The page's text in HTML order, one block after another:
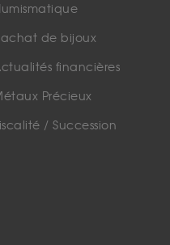
de bijoux
financières
Précieux
/ Succession